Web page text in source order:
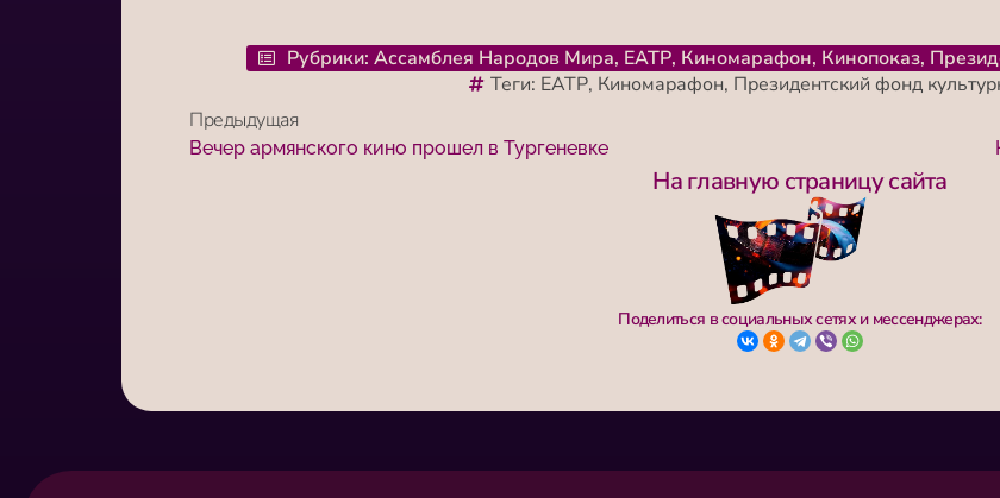
Рубрики: Ассамблея Народов Мира, ЕАТР, Киномарафон, Кинопоказ,
Теги: ЕАТР, Киномарафон, Президентский фонд
Предыдущая
Вечер армянского кино прошел в Тургеневке
На главную страницу сайта
Поделиться в социальных сетях и мессенджерах: